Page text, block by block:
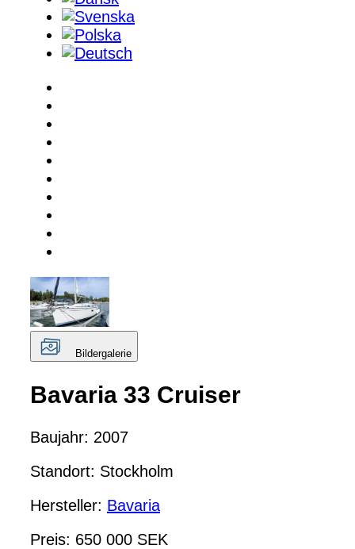
Bildergalerie
Bavaria 33 Cruiser
Baujahr: 2007
Standort: Stockholm
Hersteller: Bavaria
Preis: 650 000 SEK